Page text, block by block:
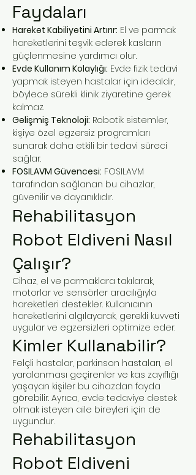
Faydaları
Hareket Kabiliyetini Artırır: El ve parmak
hareketlerini teşvik ederek kasların
güçlenmesine yardımcı olur.
Evde Kullanım Kolaylığı: Evde fizik tedavi
yapmak isteyen hastalar için idealdir,
böylece sürekli klinik ziyaretine gerek
kalmaz.
Gelişmiş Teknoloji: Robotik sistemler,
kişiye özel egzersiz programları
sunarak daha etkili bir tedavi süreci
sağlar.
FOSILAVM Güvencesi: FOSILAVM
tarafından sağlanan bu cihazlar,
güvenilir ve dayanıklıdır.
Rehabilitasyon
Robot Eldiveni Nasıl
Çalışır?
Cihaz, el ve parmaklara takılarak,
motorlar ve sensörler aracılığıyla
hareketleri destekler. Kullanıcının
hareketlerini algılayarak, gerekli kuvveti
uygular ve egzersizleri optimize eder.
Kimler Kullanabilir?
Felçli hastalar, parkinson hastaları, el
yaralanması geçirenler ve kas zayıflığı
yaşayan kişiler bu cihazdan fayda
görebilir. Ayrıca, evde tedaviye destek
olmak isteyen aile bireyleri için de
uygundur.
Rehabilitasyon
Robot Eldiveni